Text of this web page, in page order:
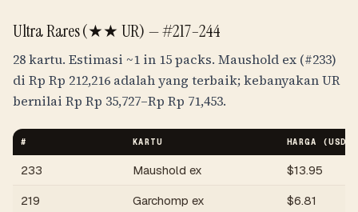
Ultra Rares (★★ UR) —#217–244
28 kartu. Estimasi ~1 in 15 packs. Maushold ex (#233)
di Rp Rp 212,216 adalah yang terbaik; kebanyakan UR
bernilai Rp Rp 35,727–Rp Rp 71,453.
# KARTU HARGA (USD)
233 Maushold ex $13.95
219
Garchomp ex $6.81